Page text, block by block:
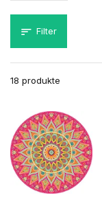
Filter
18 produkte